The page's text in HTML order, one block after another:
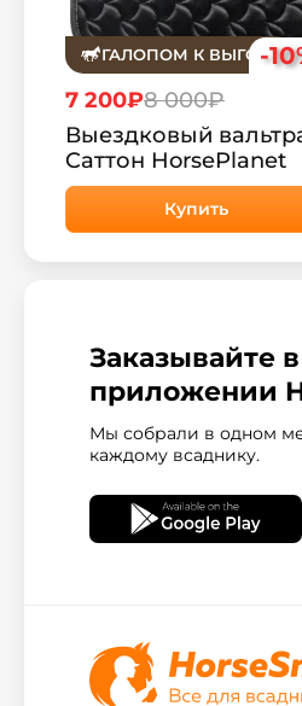
ГАЛОПОМ К ВЫГОДЕ
-
7 200₽8 000₽
Выездковый
Cаттон HorsePlanet
Купить
Заказывайте
приложении
Мы собрали в одном
каждому всаднику.